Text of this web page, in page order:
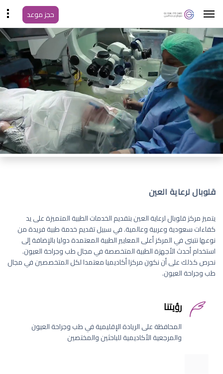
حجز موعد
قلوبال لرعاية العين
يتميز مركز قلوبال لرعاية العين بتقديم الخدمات الطبية المتميزة على يد
كفاءات سعودية وعربية وعالمية. في سبيل تقديم خدمة طبية فريدة من
نوعها نتبنى في المركز أعلى المعايير الطبية المعتمدة دوليا بالإضافة إلى
استخدام أحدث الأجهزة الطبية المتخصصة في مجال طب وجراحة العيون.
نحرص كذلك على أن نكون مركزا أكاديميا معتمدا لكل المتخصصين في مجال
طب وجراحة العيون.
رؤيتنا
المحافظة على الريادة الإقليمية في طب وجراحة العيون
والمرجعية الأكاديمية للباحثين والمختصين